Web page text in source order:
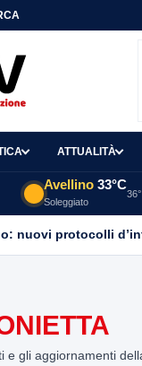
ATTUALITÀ
Avellino 33°C
Soleggiato
nuovi protocolli
gli aggiornamenti